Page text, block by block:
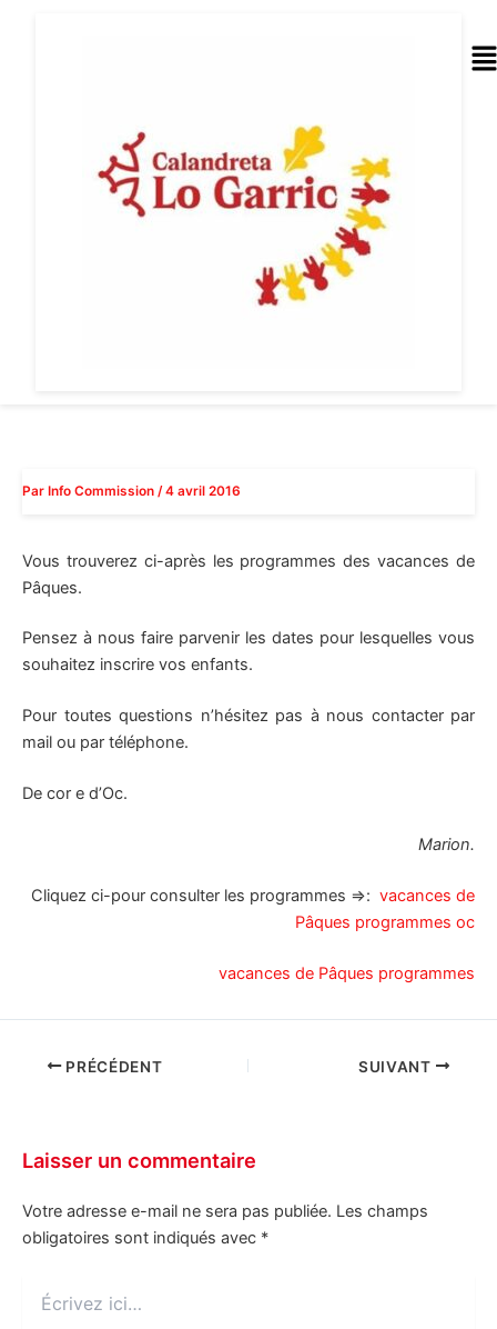
Par Info Commission /4 avril 2016
Vous trouverez ci-après les programmes des vacances de
Pâques.
Pensez à nous faire parvenir les dates pour lesquelles vous
souhaitez inscrire vos enfants.
Pour toutes questions n’hésitez pas à nous contacter par
mail ou par téléphone.
De cor e d’Oc.
Marion.
Cliquez ci-pour consulter les programmes ⇒: vacances de
Pâques programmes oc
vacances de Pâques programmes
PRÉCÉDENT SUIVANT
Laisser un commentaire
Votre adresse e-mail ne sera pas publiée. Les champs
obligatoires sont indiqués avec *
ici…